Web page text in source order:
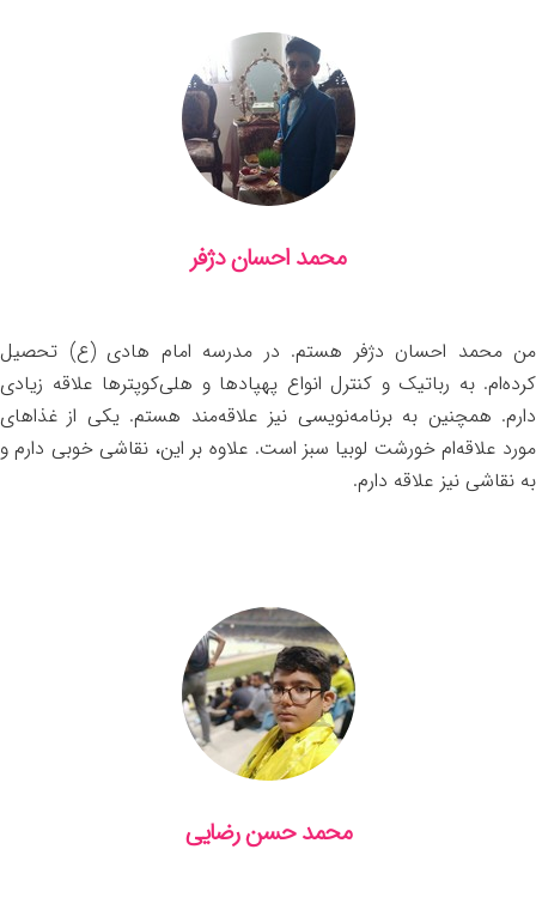
محمد احسان دژفر
من محمد احسان دژفر هستم. در مدرسه امام هادی (ع) تحصیل
کرده‌ام. به رباتیک و کنترل انواع پهپادها و هلی‌کوپترها علاقه زیادی
دارم. همچنین به برنامه‌نویسی نیز علاقه‌مند هستم. یکی از غذاهای
مورد علاقه‌ام خورشت لوبیا سبز است. علاوه بر این، نقاشی خوبی دارم و
به نقاشی نیز علاقه دارم.
محمد حسن رضایی